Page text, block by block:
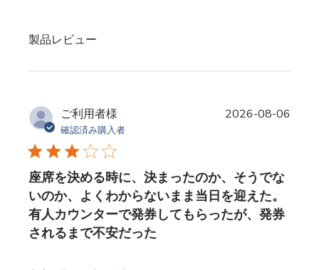
製品レビュー
ご利用者様
確認済み購入者
座席を決める時に、決まったのか、そうでな
いのか、よくわからないまま当日を迎えた。
有人カウンターで発券してもらったが、発券
されるまで不安だった
2026-08-06